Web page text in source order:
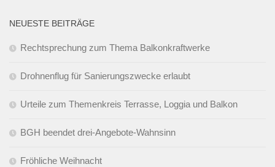
NEUESTE BEITRÄGE
Rechtsprechung zum Thema Balkonkraftwerke
Drohnenflug für Sanierungszwecke erlaubt
Urteile zum Themenkreis Terrasse, Loggia und Balkon
BGH beendet drei-Angebote-Wahnsinn
Fröhliche Weihnacht